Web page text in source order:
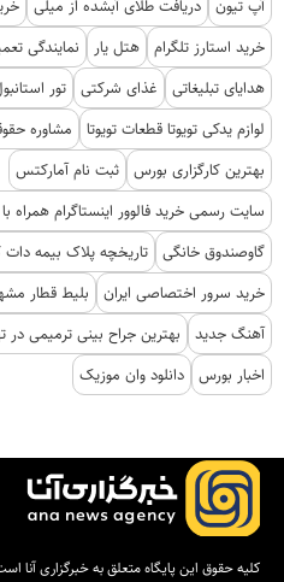
آپ تیون دریافت طلای آبشده از میلی
خرید استارز تلگرام هتل یار نمایندگی
هدایای تبلیغاتی
غذای شرکتی تور
لوازم یدکی تویوتا قطعات تویوتا
مشاوره
بهترین کارگزاری بورس ثبت نام آمارکتس
سایت رسمی خرید فالوور اینستاگرام همراه
گاوصندوق خانگی تاریخچه پلاک بیمه دات
خرید سرور اختصاصی ایران
بلیط قطار
آهنگ جدید
بهترین جراح بینی ترمیمی در
اخبار بورس دانلود وان موزیک
کلیه حقوق این پایگاه متعلق به خبرگزاری آنا